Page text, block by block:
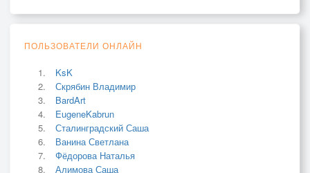
ПОЛЬЗОВАТЕЛИ ОНЛАЙН
KsK
Скрябин Владимир
BardArt
EugeneKabrun
Сталинградский Саша
Ванина Светлана
Фёдорова Наталья
Алимова Саша